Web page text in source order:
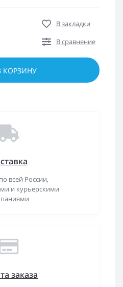
В закладки
В сравнение
КОРЗИНУ
всей России,
и курьерскими
заказа